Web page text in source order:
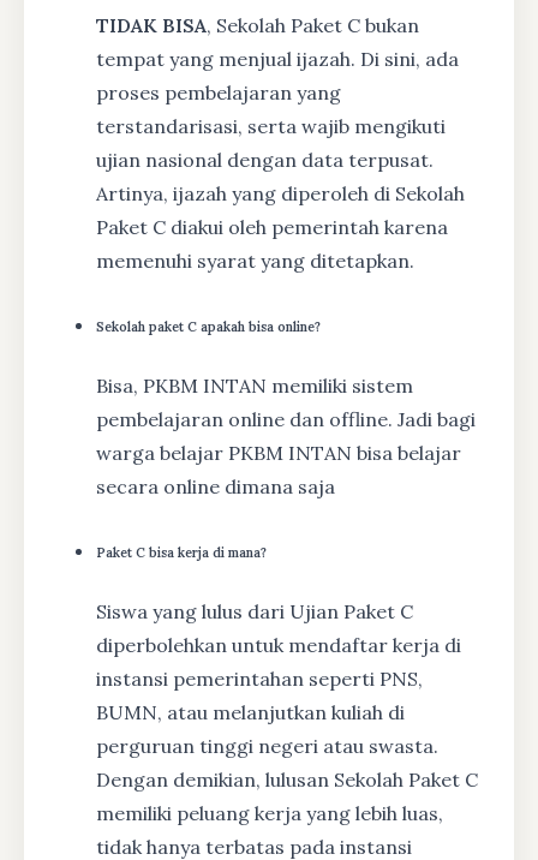
TIDAK BISA, Sekolah Paket C bukan
tempat yang menjual ijazah. Di sini, ada
proses pembelajaran yang
terstandarisasi, serta wajib mengikuti
ujian nasional dengan data terpusat.
Artinya, ijazah yang diperoleh di Sekolah
Paket C diakui oleh pemerintah karena
memenuhi syarat yang ditetapkan.
Sekolah paket C apakah bisa online?
Bisa, PKBM INTAN memiliki sistem
pembelajaran online dan offline. Jadi bagi
warga belajar PKBM INTAN bisa belajar
secara online dimana saja
Paket C bisa kerja di mana?
Siswa yang lulus dari Ujian Paket C
diperbolehkan untuk mendaftar kerja di
instansi pemerintahan seperti PNS,
BUMN, atau melanjutkan kuliah di
perguruan tinggi negeri atau swasta.
Dengan demikian, lulusan Sekolah Paket C
memiliki peluang kerja yang lebih luas,
tidak hanya terbatas pada instansi